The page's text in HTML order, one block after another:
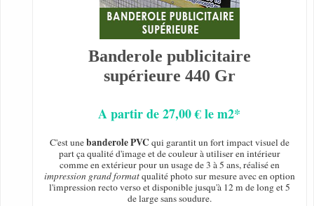
Banderole publicitaire
supérieure 440 Gr
A partir de 27,00 € le m2*
C'est unebanderole PVC qui garantit un fort impact visuel de
part ça qualité d'image et de couleur à utiliser en intérieur
comme en extérieur pour un usage de 3 à 5 ans, réalisé en
impression grand formatqualité photo sur mesure avec en option
l'impression recto verso et disponible jusqu'à 12 m de long et 5
de large sans soudure.